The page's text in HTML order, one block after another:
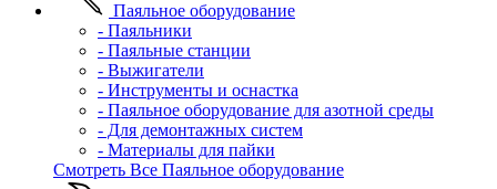
Паяльное оборудование
- Паяльники
- Паяльные станции
- Выжигатели
- Инструменты и оснастка
- Паяльное оборудование для азотной среды
- Для демонтажных систем
- Материалы для пайки
Смотреть Все Паяльное оборудование